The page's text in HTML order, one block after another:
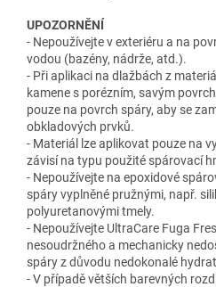
UPOZORNĚNÍ
- Nepoužívejte v exteriéru a na
vodou (bazény, nádrže, atd.).
- Při aplikaci na dlažbách z
kamene s porézním, savým
pouze na povrch spáry, aby se
obkladových prvků.
- Materiál lze aplikovat pouze na
závisí na typu použité spárovací
- Nepoužívejte na epoxidové
spáry vyplněné pružnými, např.
polyuretanovými tmely.
- Nepoužívejte UltraCare Fuga
nesoudržného a mechanicky
spáry z důvodu nedokonalé
- V případě větších barevných